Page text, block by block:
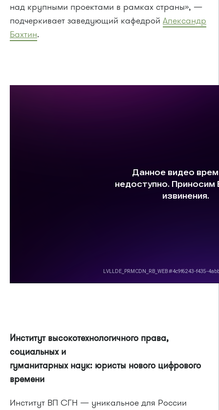
над крупными проектами в рамках страны», —
подчеркивает заведующий кафедрой Александр
Бахтин.
Институт высокотехнологичного права,
социальных и
гуманитарных наук: юристы нового цифрового
времени
Институт ВП СГН — уникальное для России